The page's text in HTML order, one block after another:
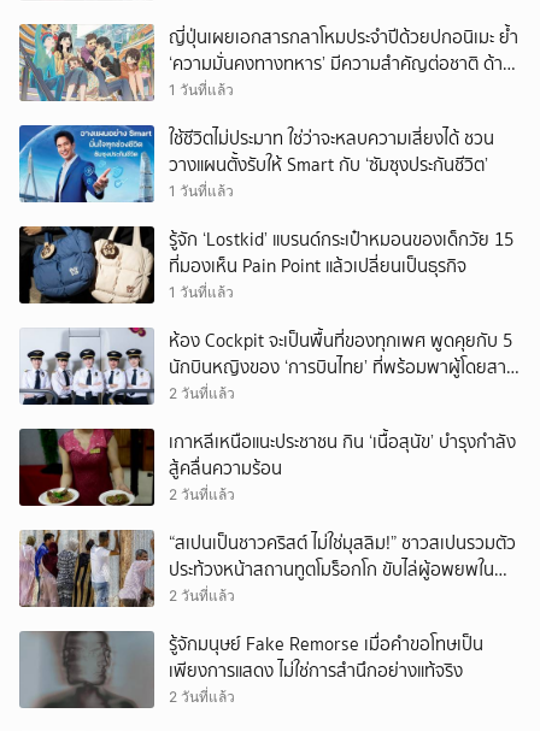
ญี่ปุ่นเผยเอกสารกลาโหมประจำปีด้วยปกอนิเมะ ย้ำ
‘ความมั่นคงทางทหาร’ มีความสำคัญต่อชาติ ด้าน
จีนเตือน ขออย่าซ้ำรอยประวัติศาสตร์
1 วันที่แล้ว
ใช้ชีวิตไม่ประมาท ใช่ว่าจะหลบความเสี่ยงได้ ชวน
วางแผนตั้งรับให้ Smart กับ ‘ซัมซุงประกันชีวิต’
1 วันที่แล้ว
รู้จัก ‘Lostkid’ แบรนด์กระเป๋าหมอนของเด็กวัย 15
ที่มองเห็น Pain Point แล้วเปลี่ยนเป็นธุรกิจ
1 วันที่แล้ว
ห้อง Cockpit จะเป็นพื้นที่ของทุกเพศ พูดคุยกับ 5
นักบินหญิงของ ‘การบินไทย’ ที่พร้อมพาผู้โดยสาร
บินไปทั่วโลก
2 วันที่แล้ว
เกาหลีเหนือแนะประชาชน กิน ‘เนื้อสุนัข’ บำรุงกำลัง
สู้คลื่นความร้อน
2 วันที่แล้ว
“สเปนเป็นชาวคริสต์ ไม่ใช่มุสลิม!” ชาวสเปนรวมตัว
ประท้วงหน้าสถานทูตโมร็อกโก ขับไล่ผู้อพยพใน
เมืองเซวตาออกนอกประเทศ
2 วันที่แล้ว
รู้จักมนุษย์ Fake Remorse เมื่อคำขอโทษเป็น
เพียงการแสดง ไม่ใช่การสำนึกอย่างแท้จริง
2 วันที่แล้ว